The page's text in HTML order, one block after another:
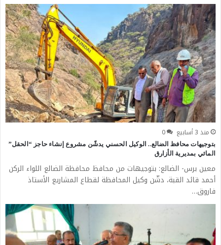
منذ 3 أسابيع 0
بتوجيهات محافظ الضالع.. الوكيل الحسني يدشّن مشروع إنشاء حاجز “الحقل”
المائي بمديرية الأزارق
معين برس- الضالع: بتوجيهات من محافظ محافظة الضالع اللواء الركن
أحمد قائد القبة، دشّن وكيل المحافظة لقطاع المشاريع الأستاذ
فاروق…